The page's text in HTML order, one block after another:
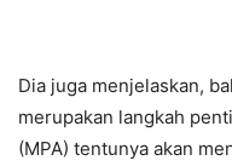
Dia juga menjelaskan,
merupakan langkah
(MPA) tentunya akan